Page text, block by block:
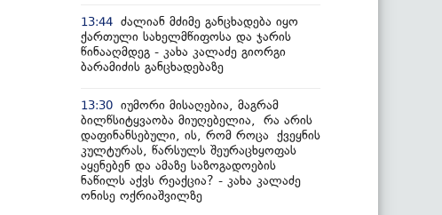
13:44 ძალიან მძიმე განცხადება იყო
ქართული სახელმწიფოსა და ჯარის
წინააღმდეგ - კახა კალაძე გიორგი
ბარამიძის განცხადებაზე
13:30 იუმორი მისაღებია, მაგრამ
ბილწსიტყვაობა მიუღებელია, რა არის
დაფინანსებული, ის, რომ როცა ქვეყნის
კულტურას, წარსულს შეურაცხყოფას
აყენებენ და ამაზე საზოგადოების
ნაწილს აქვს რეაქცია? - კახა კალაძე
ონისე ოქრიაშვილზე